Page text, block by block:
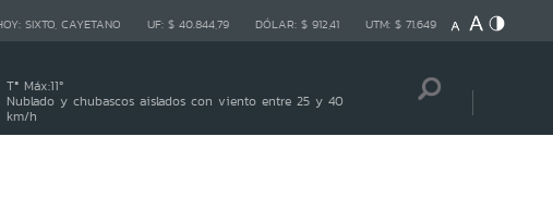
SIXTO, CAYETANO UF: $ 40.844,79 DÓLAR: $ 912,41 UTM: $ 71.649
Tª Máx:11º
Nublado y chubascos aislados con viento entre 25 y 40
km/h